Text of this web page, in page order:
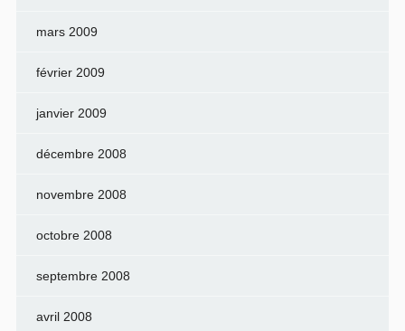
mars 2009
février 2009
janvier 2009
décembre 2008
novembre 2008
octobre 2008
septembre 2008
avril 2008